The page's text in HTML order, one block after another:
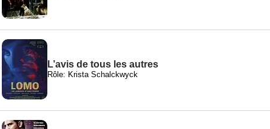
L’avis de tous les autres
Rôle: Krista Schalckwyck